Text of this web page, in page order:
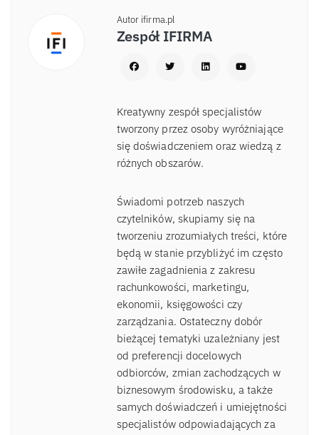
Autor ifirma.pl
Zespół IFIRMA
Kreatywny zespół specjalistów
tworzony przez osoby wyróżniające
się doświadczeniem oraz wiedzą z
różnych obszarów.
Świadomi potrzeb naszych
czytelników, skupiamy się na
tworzeniu zrozumiałych treści, które
będą w stanie przybliżyć im często
zawiłe zagadnienia z zakresu
rachunkowości, marketingu,
ekonomii, księgowości czy
zarządzania. Ostateczny dobór
bieżącej tematyki uzależniany jest
od preferencji docelowych
odbiorców, zmian zachodzących w
biznesowym środowisku, a także
samych doświadczeń i umiejętności
specjalistów odpowiadających za